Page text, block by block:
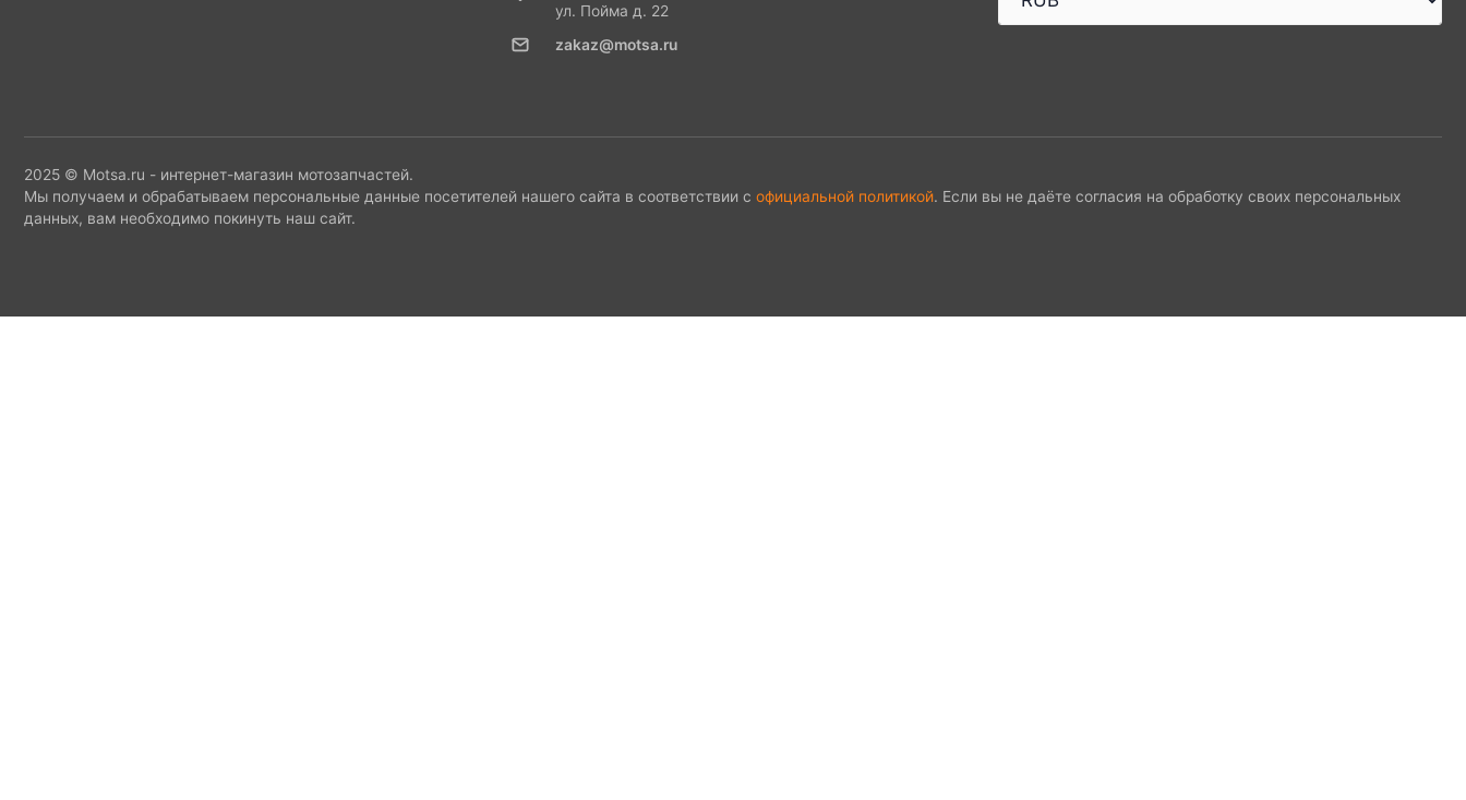
ул. Пойма д. 22
zakaz@motsa.ru
2025 © Motsa.ru - интернет-магазин мотозапчастей.
Мы получаем и обрабатываем персональные данные посетителей нашего сайта в соответствии с официальной политикой. Если вы не даёте согласия на обработку своих персональных
данных, вам необходимо покинуть наш сайт.